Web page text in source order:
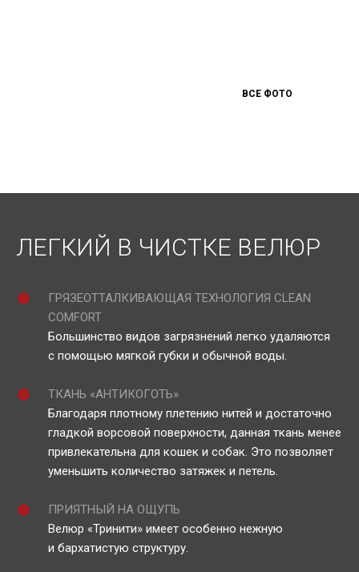
ВСЕ ФОТО
ЛЕГКИЙ В ЧИСТКЕ ВЕЛЮР
ГРЯЗЕОТТАЛКИВАЮЩАЯ ТЕХНОЛОГИЯ CLEAN
COMFORT
Большинство видов загрязнений легко удаляются
с помощью мягкой губки и обычной воды.
ТКАНЬ «АНТИКОГОТЬ»
Благодаря плотному плетению нитей и достаточно
гладкой ворсовой поверхности, данная ткань менее
привлекательна для кошек и собак. Это позволяет
уменьшить количество затяжек и петель.
ПРИЯТНЫЙ НА ОЩУПЬ
Велюр «Тринити» имеет особенно нежную
и бархатистую структуру.